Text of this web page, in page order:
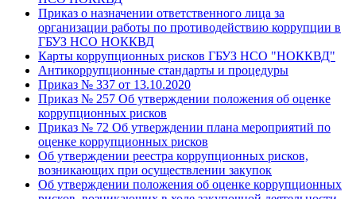
Приказ о назначении ответственного лица за
организации работы по противодействию коррупции в
ГБУЗ НСО НОККВД
Карты коррупционных рисков ГБУЗ НСО "НОККВД"
Антикоррупционные стандарты и процедуры
Приказ № 337 от 13.10.2020
Приказ № 257 Об утверждении положения об оценке
коррупционных рисков
Приказ № 72 Об утверждении плана мероприятий по
оценке коррупционных рисков
Об утверждении реестра коррупционных рисков,
возникающих при осуществлении закупок
Об утверждении положения об оценке коррупционных